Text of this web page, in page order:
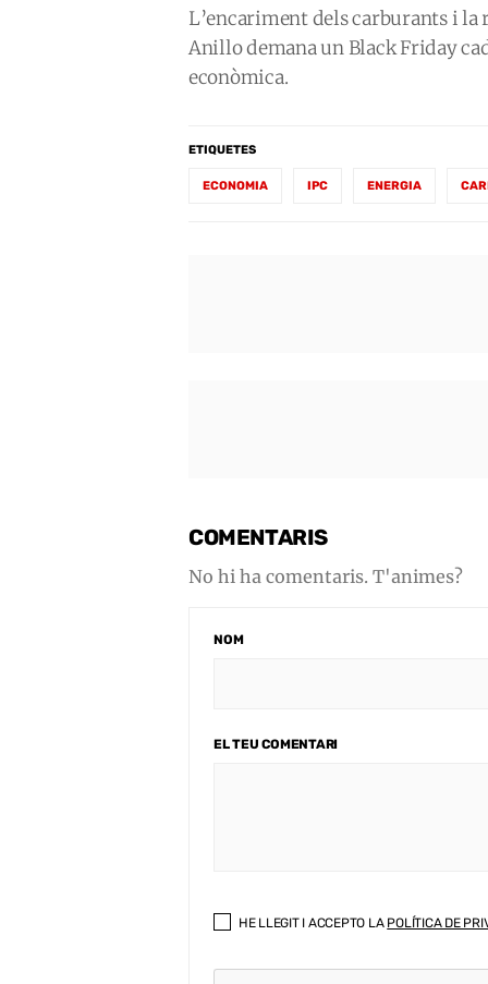
L’encariment dels carburants i la
Anillo demana un Black Friday
econòmica.
ETIQUETES
ECONOMIA IPC ENERGIA
COMENTARIS
No hi ha comentaris. T'animes?
NOM
EL TEU COMENTARI
HE LLEGIT I ACCEPTO LA POLÍTICA DE